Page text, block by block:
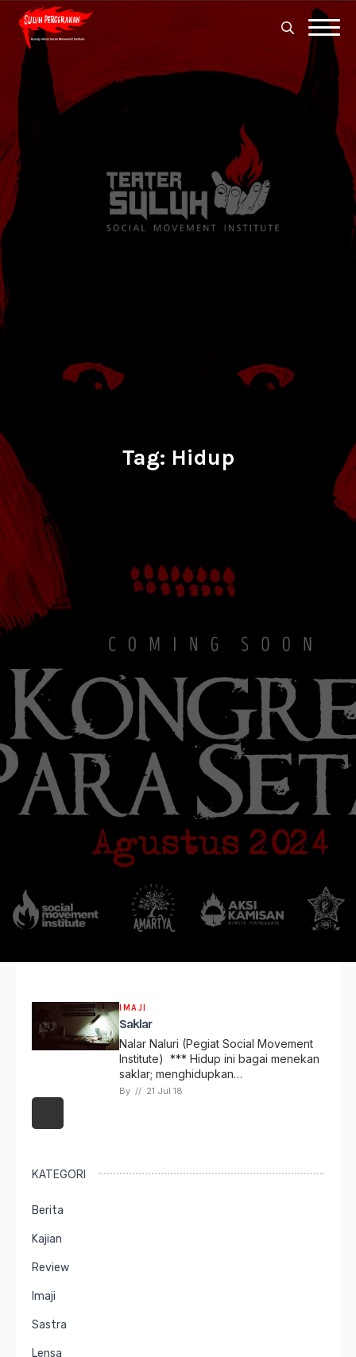
Search
for:
Tag: Hidup
IMAJI
Saklar
Nalar Naluri (Pegiat Social Movement
Institute) *** Hidup ini bagai menekan
saklar; menghidupkan…
By // 21 Jul 18
KATEGORI
Berita
Kajian
Review
Imaji
Sastra
Lensa